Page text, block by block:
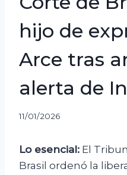
hijo de
Arce tras
alerta de
11/01/2026
Lo esencial: El
Brasil ordenó la